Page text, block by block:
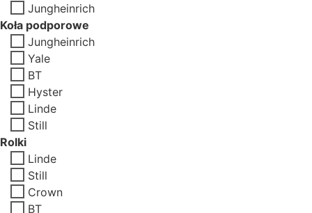
Jungheinrich
Koła podporowe
Jungheinrich
Yale
BT
Hyster
Linde
Still
Rolki
Linde
Still
Crown
BT